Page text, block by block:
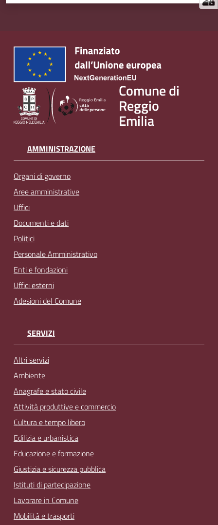
Comune di
Reggio
Emilia
AMMINISTRAZIONE
Organi di governo
Aree amministrative
Uffici
Documenti e dati
Politici
Personale Amministrativo
Enti e fondazioni
Uffici esterni
Adesioni del Comune
SERVIZI
Altri servizi
Ambiente
Anagrafe e stato civile
Attività produttive e commercio
Cultura e tempo libero
Edilizia e urbanistica
Educazione e formazione
Giustizia e sicurezza pubblica
Istituti di partecipazione
Lavorare in Comune
Mobilità e trasporti